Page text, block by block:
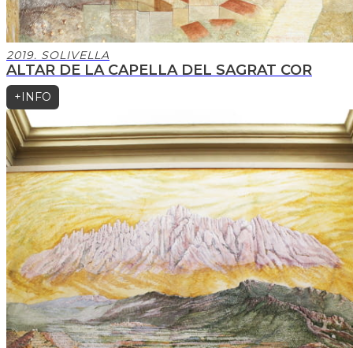
ALTAR DE LA CAPELLA DEL SAGRAT COR
2019. SOLIVELLA
+INFO